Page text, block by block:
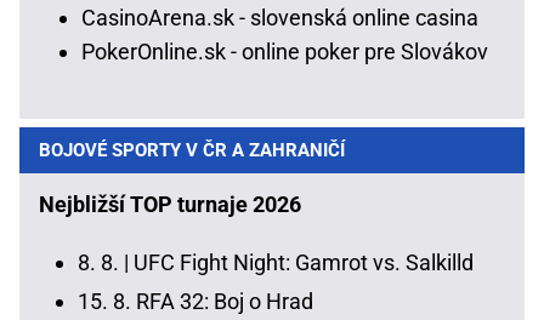
CasinoArena.sk - slovenská online casina
PokerOnline.sk - online poker pre Slovákov
BOJOVÉ SPORTY V ČR A ZAHRANIČÍ
Nejbližší TOP turnaje 2026
8. 8. | UFC Fight Night: Gamrot vs. Salkilld
15. 8. RFA 32: Boj o Hrad